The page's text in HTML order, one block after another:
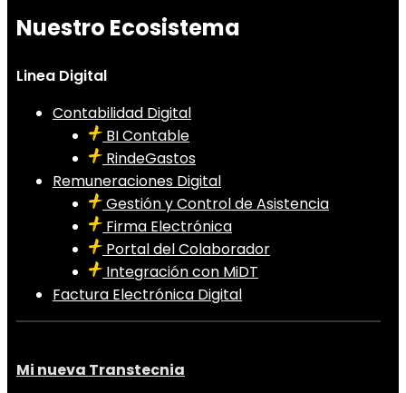
Nuestro Ecosistema
Linea Digital
Contabilidad Digital
BI Contable
RindeGastos
Remuneraciones Digital
Gestión y Control de Asistencia
Firma Electrónica
Portal del Colaborador
Integración con MiDT
Factura Electrónica Digital
Mi nueva Transtecnia